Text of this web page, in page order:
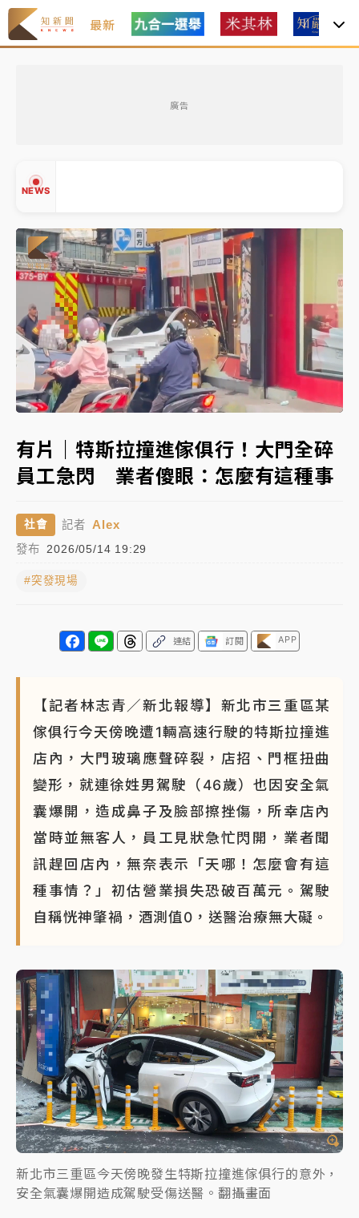
最新
廣告
NEWS
中信慈善基金會想增加董事人數！辜仲諒向法院聲請遭
駁 理由曝光
故宮《龍藏經》特展第2檔！今線上預約開賣一度塞車
周六起展出延長至晚上7時
台東農業處長涉圖利渡假村！東檢抗告成功 今重開羈
父親節泡湯了！中颱白海豚雨彈轟3天 「紅到發紫」降
雨熱區曝
女律師陳昱瑄詐慈濟10億！黃金158kg遭查扣畫面曝光
旅局回應了
中信慈善基金會想增加董事人數！辜仲諒向法院聲請遭
故宮《龍藏經》特展第2檔！今線上預約開賣一度塞車
周六起展出延長至晚上7時
台東農業處長涉圖利渡假村！東檢抗告成功 今重開羈
父親節泡湯了！中颱白海豚雨彈轟3天 「紅到發紫」降
雨熱區曝
▲
Unmute Loaded:
100.00%
有片｜特斯拉撞進傢俱行！大門全碎
員工急閃 業者傻眼：怎麼有這種事
社會 記者 Alex
發布 2026/05/14 19:29
#突發現場
連結 訂閱 APP
【記者林志青／新北報導】新北市三重區某
傢俱行今天傍晚遭1輛高速行駛的特斯拉撞進
店內，大門玻璃應聲碎裂，店招、門框扭曲
變形，就連徐姓男駕駛（46歲）也因安全氣
囊爆開，造成鼻子及臉部擦挫傷，所幸店內
當時並無客人，員工見狀急忙閃開，業者聞
訊趕回店內，無奈表示「天哪！怎麼會有這
種事情？」初估營業損失恐破百萬元。駕駛
自稱恍神肇禍，酒測值0，送醫治療無大礙。
新北市三重區今天傍晚發生特斯拉撞進傢俱行的意外，
安全氣囊爆開造成駕駛受傷送醫。翻攝畫面